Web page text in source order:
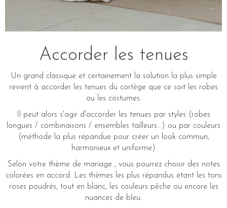
Accorder les tenues
Un grand classique et certainement la solution la plus simple
revient à accorder les tenues du cortège que ce soit les robes
ou les costumes.
Il peut alors s'agir d'accorder les tenues par styles (robes
longues / combinaisons / ensembles tailleurs...) ou par couleurs
(méthode la plus répandue pour créer un look commun,
harmonieux et uniforme)
Selon votre thème de mariage , vous pourrez choisir des notes
colorées en accord. Les thèmes les plus répandus étant les tons
roses poudrés, tout en blanc, les couleurs pêche ou encore les
nuances de bleu.